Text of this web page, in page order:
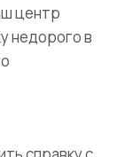
центр
недорого в